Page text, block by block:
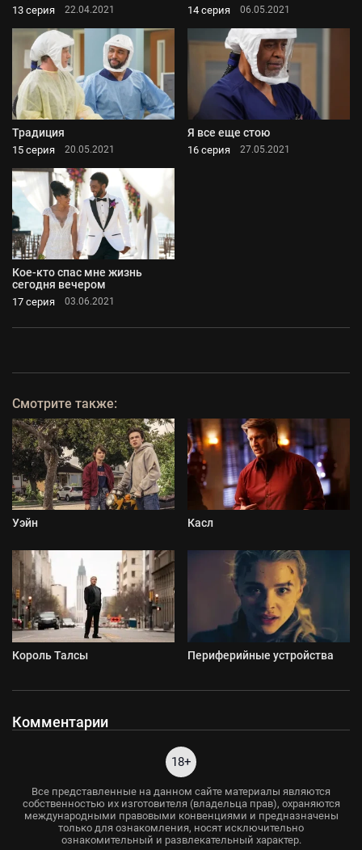
13 серия 22.04.2021 14 серия 06.05.2021
Традиция
15 серия 20.05.2021
Я все еще стою
16 серия 27.05.2021
Кое-кто спас мне жизнь
сегодня вечером
17 серия 03.06.2021
Смотрите также:
Уэйн Касл
Король Талсы Периферийные устройства
Комментарии
18+
Все представленные на данном сайте материалы являются
собственностью их изготовителя (владельца прав), охраняются
международными правовыми конвенциями и предназначены
только для ознакомления, носят исключительно
ознакомительный и развлекательный характер.